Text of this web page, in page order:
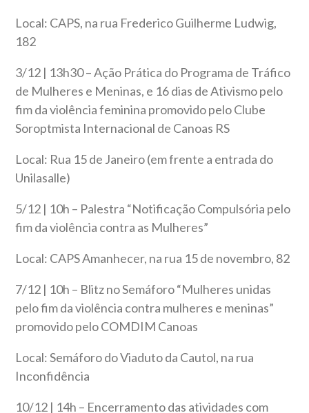
Local: CAPS, na rua Frederico Guilherme Ludwig,
182
3/12 | 13h30 – Ação Prática do Programa de Tráfico
de Mulheres e Meninas, e 16 dias de Ativismo pelo
fim da violência feminina promovido pelo Clube
Soroptmista Internacional de Canoas RS
Local: Rua 15 de Janeiro (em frente a entrada do
Unilasalle)
5/12 | 10h – Palestra “Notificação Compulsória pelo
fim da violência contra as Mulheres”
Local: CAPS Amanhecer, na rua 15 de novembro, 82
7/12 | 10h – Blitz no Semáforo “Mulheres unidas
pelo fim da violência contra mulheres e meninas”
promovido pelo COMDIM Canoas
Local: Semáforo do Viaduto da Cautol, na rua
Inconfidência
10/12 | 14h – Encerramento das atividades com